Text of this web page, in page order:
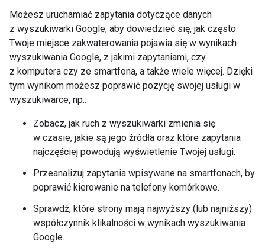
Możesz uruchamiać zapytania dotyczące danych
z wyszukiwarki Google, aby dowiedzieć się, jak często
Twoje miejsce zakwaterowania pojawia się w wynikach
wyszukiwania Google, z jakimi zapytaniami, czy
z komputera czy ze smartfona, a także wiele więcej. Dzięki
tym wynikom możesz poprawić pozycję swojej usługi w
wyszukiwarce, np.:
Zobacz, jak ruch z wyszukiwarki zmienia się
w czasie, jakie są jego źródła oraz które zapytania
najczęściej powodują wyświetlenie Twojej usługi.
Przeanalizuj zapytania wpisywane na smartfonach, by
poprawić kierowanie na telefony komórkowe.
Sprawdź, które strony mają najwyższy (lub najniższy)
współczynnik klikalności w wynikach wyszukiwania
Google.